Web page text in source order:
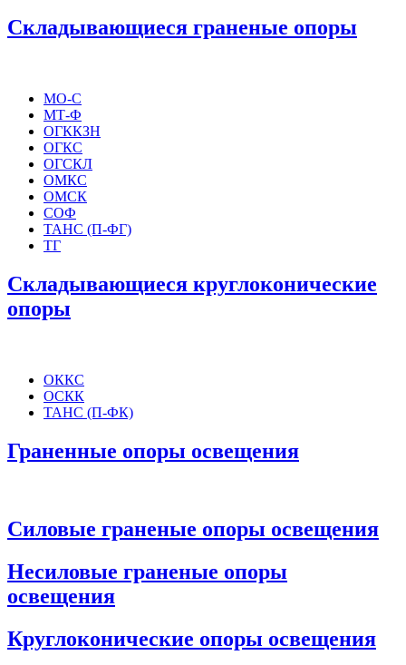
Складывающиеся граненые опоры
МО-С
МТ-Ф
ОГККЗН
ОГКС
ОГСКЛ
ОМКС
ОМСК
СОФ
ТАНС (П-ФГ)
ТГ
Складывающиеся круглоконические
опоры
ОККС
ОСКК
ТАНС (П-ФК)
Граненные опоры освещения
Силовые граненые опоры освещения
Несиловые граненые опоры
освещения
Круглоконические опоры освещения